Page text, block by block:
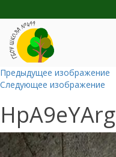
Предыдущее изображение
Следующее изображение